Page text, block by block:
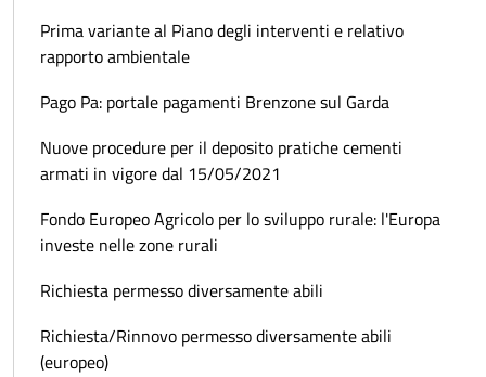
Prima variante al Piano degli interventi e relativo
rapporto ambientale
Pago Pa: portale pagamenti Brenzone sul Garda
Nuove procedure per il deposito pratiche cementi
armati in vigore dal 15/05/2021
Fondo Europeo Agricolo per lo sviluppo rurale: l'Europa
investe nelle zone rurali
Richiesta permesso diversamente abili
Richiesta/Rinnovo permesso diversamente abili
(europeo)